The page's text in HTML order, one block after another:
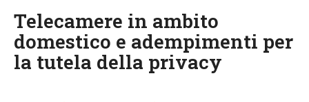
Telecamere in ambito
domestico e adempimenti per
la tutela della privacy